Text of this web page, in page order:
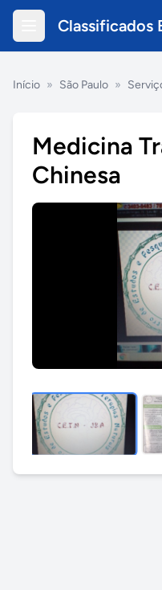
Classificados
Início » São Paulo »
Medicina
Chinesa